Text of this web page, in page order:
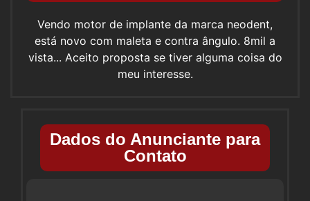
Vendo motor de implante da marca neodent,
está novo com maleta e contra ângulo. 8mil a
vista... Aceito proposta se tiver alguma coisa do
meu interesse.
Dados do Anunciante para
Contato